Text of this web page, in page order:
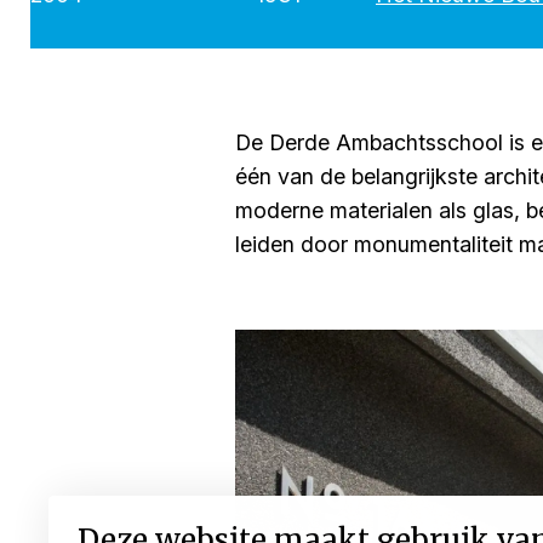
De Derde Ambachtsschool is
één van de belangrijkste
moderne materialen als glas,
leiden door monumentaliteit